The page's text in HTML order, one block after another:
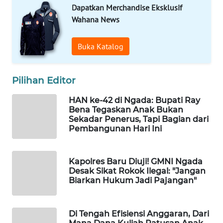
Dapatkan Merchandise Eksklusif
Wahana News
Buka Katalog
Pilihan Editor
HAN ke-42 di Ngada: Bupati Ray
Bena Tegaskan Anak Bukan
Sekadar Penerus, Tapi Bagian dari
Pembangunan Hari Ini
Kapolres Baru Diuji! GMNI Ngada
Desak Sikat Rokok Ilegal: "Jangan
Biarkan Hukum Jadi Pajangan"
Di Tengah Efisiensi Anggaran, Dari
KELISTRIKAN
WALINKI
ID
ID
WATCH
LPKKI